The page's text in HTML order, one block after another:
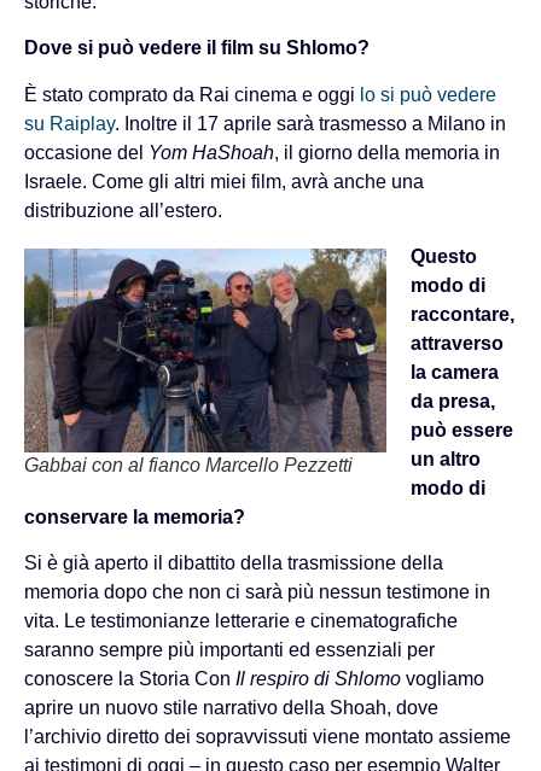
Dove si può vedere il film su Shlomo?
È stato comprato da Rai cinema e oggi lo si può vedere
su Raiplay. Inoltre il 17 aprile sarà trasmesso a Milano in
occasione del Yom HaShoah, il giorno della memoria in
Israele. Come gli altri miei film, avrà anche una
distribuzione all’estero.
Gabbai con al fianco Marcello Pezzetti
Questo
modo di
raccontare,
attraverso
la camera
da presa,
può essere
un altro
modo di
conservare la memoria?
Si è già aperto il dibattito della trasmissione della
memoria dopo che non ci sarà più nessun testimone in
vita. Le testimonianze letterarie e cinematografiche
saranno sempre più importanti ed essenziali per
conoscere la Storia Con Il respiro di Shlomo vogliamo
aprire un nuovo stile narrativo della Shoah, dove
l’archivio diretto dei sopravvissuti viene montato assieme
ai testimoni di oggi – in questo caso per esempio Walter